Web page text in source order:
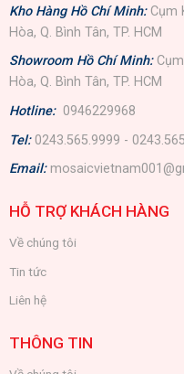
Kho Hàng Hồ Chí Minh: Cụm
Hòa, Q. Bình Tân, TP. HCM
Showroom Hồ Chí Minh:
Hòa, Q. Bình Tân, TP. HCM
Hotline: 0946229968
Tel: 0243.565.9999 -
Email:
HỖ TRỢ KHÁCH HÀNG
Về chúng tôi
Tin tức
Liên hệ
THÔNG TIN